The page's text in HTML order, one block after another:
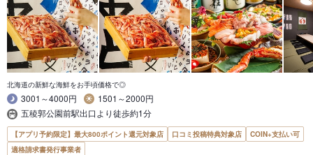
北海道の新鮮な海鮮をお手頃価格で◎
3001～4000円
1501～2000円
五稜郭公園前駅出口より徒歩約1分
【アプリ予約限定】最大800ポイント還元対象店 口コミ投稿特典対象店
COIN+支払い可
適格請求書発行事業者